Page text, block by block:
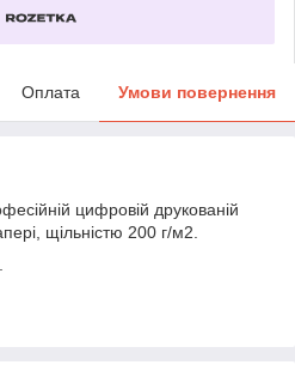
Оплата Умови повернення
цифровій друкованій
щільністю 200 г/м2.